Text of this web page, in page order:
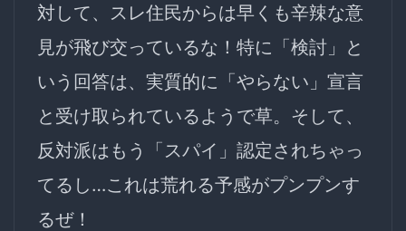
対して、スレ住民からは早くも辛辣な意
見が飛び交っているな！特に「検討」と
いう回答は、実質的に「やらない」宣言
と受け取られているようで草。そして、
反対派はもう「スパイ」認定されちゃっ
てるし…これは荒れる予感がプンプンす
るぜ！